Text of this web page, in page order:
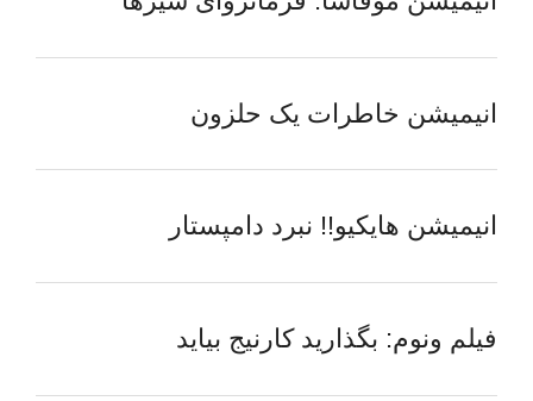
انیمیشن خاطرات یک حلزون
انیمیشن هایکیو!! نبرد دامپستار
فیلم ونوم: بگذارید کارنیج بیاید